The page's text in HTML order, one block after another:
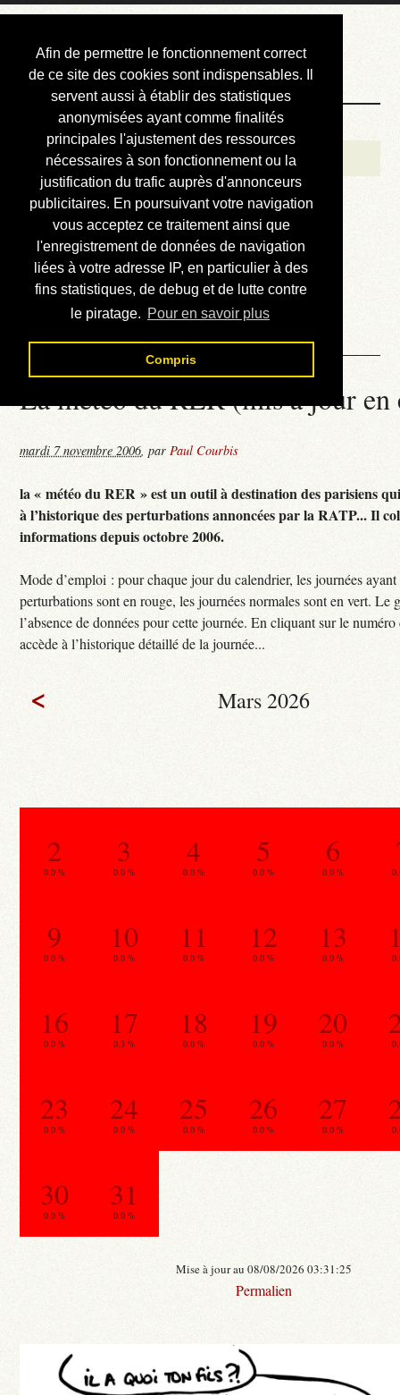
Afin de permettre le fonctionnement correct
de ce site des cookies sont indispensables. Il
servent aussi à établir des statistiques
anonymisées ayant comme finalités
principales l'ajustement des ressources
nécessaires à son fonctionnement ou la
justification du trafic auprès d'annonceurs
publicitaires. En poursuivant votre navigation
vous acceptez ce traitement ainsi que
l'enregistrement de données de navigation
liées à votre adresse IP, en particulier à des
fins statistiques, de debug et de lutte contre
le piratage. Pour en savoir plus
Compris
Courbis, « LE »
Blog Officiel
Bienvenue
Réalisations
Divers (et d’été)
Annonces
Liens externes
Téléchargement
Contact
La météo du RER (mis à jour
mardi 7 novembre 2006,parPaul Courbis
la « météo du RER » est un outil à destination des parisiens
à l’historique des perturbations annoncées par la RATP... Il
informations depuis octobre 2006.
Mode d’emploi : pour chaque jour du calendrier, les journées
perturbations sont en rouge, les journées normales sont en vert. Le
l’absence de données pour cette journée. En cliquant sur le
accède à l’historique détaillé de la journée...
< Mars 2026
2
0.0 %
3
0.0 %
4
0.0 %
5
0.0 %
6
0.0 %
9
0.0 %
10
0.0 %
11
0.0 %
12
0.0 %
13
0.0 %
16
0.0 %
17
0.3 %
18
0.0 %
19
0.0 %
20
0.0 %
23
0.0 %
24
0.0 %
25
0.0 %
26
0.0 %
27
0.0 %
30
0.0 %
31
0.0 %
Mise à jour au 08/08/2026 03:31:25
Permalien